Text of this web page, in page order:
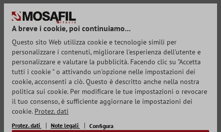
A breve i cookie, poi continuiamo...
Questo sito Web utilizza cookie e tecnologie simili per
personalizzare i contenuti, migliorare l'esperienza dell'utente e
personalizzare e valutare la pubblicità. Facendo clic su "Accetta
tutti i cookie " o attivando un'opzione nelle impostazioni dei
cookie, acconsenti a ciò. Questo è descritto anche nella nostra
politica sui cookie. Per modificare le tue impostazioni o revocare
il tuo consenso, è sufficiente aggiornare le impostazioni dei
cookie. Protez. dati
Protez. dati Note legali Configura